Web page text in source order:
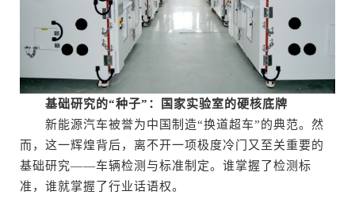
基础研究的“种子”：国家实验室的硬核底牌
新能源汽车被誉为中国制造“换道超车”的典范。然
而，这一辉煌背后，离不开一项极度冷门又至关重要的
基础研究——车辆检测与标准制定。谁掌握了检测标
准，谁就掌握了行业话语权。